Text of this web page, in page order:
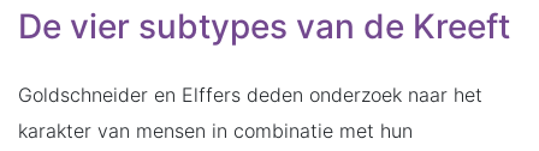
De vier subtypes van de Kreeft
Goldschneider en Elffers deden onderzoek naar het
karakter van mensen in combinatie met hun